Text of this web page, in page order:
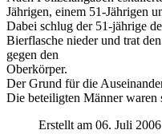
Jährigen, einem 51-Jährigen
Dabei schlug der 51-jährige
Bierflasche nieder und trat
gegen den
Oberkörper.
Der Grund für die
Die beteiligten Männer waren
Erstellt am 06. Juli 2006